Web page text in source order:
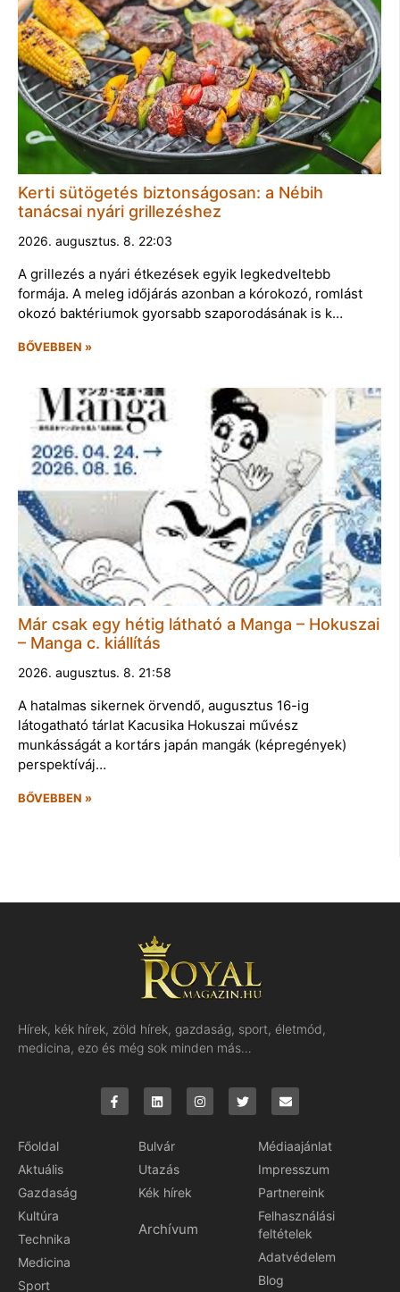
Kerti sütögetés biztonságosan: a Nébih
tanácsai nyári grillezéshez
2026. augusztus. 8. 22:03
A grillezés a nyári étkezések egyik legkedveltebb
formája. A meleg időjárás azonban a kórokozó, romlást
okozó baktériumok gyorsabb szaporodásának is k…
BŐVEBBEN »
Már csak egy hétig látható a Manga – Hokuszai
– Manga c. kiállítás
2026. augusztus. 8. 21:58
A hatalmas sikernek örvendő, augusztus 16-ig
látogatható tárlat Kacusika Hokuszai művész
munkásságát a kortárs japán mangák (képregények)
perspektíváj…
BŐVEBBEN »
Hírek, kék hírek, zöld hírek, gazdaság, sport, életmód,
medicina, ezo és még sok minden más…
Főoldal
Aktuális
Gazdaság
Kultúra
Technika
Medicina
Sport
Bulvár
Utazás
Kék hírek
Archívum
Médiaajánlat
Impresszum
Partnereink
Felhasználási
feltételek
Adatvédelem
Blog